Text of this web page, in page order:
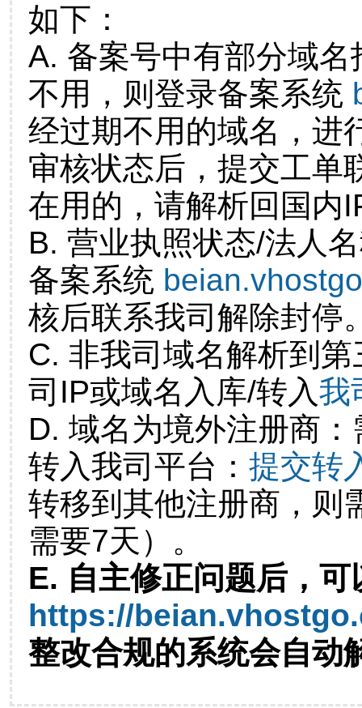
如下：
A. 备案号中有部分域
不用，则登录备案系统
经过期不用的域名，进
审核状态后，提交工单
在用的，请解析回国内
B. 营业执照状态/法人
备案系统
核后联系我司解除封停
C. 非我司域名解析到
司IP或域名入库/转入我
D. 域名为境外注册商
转入我司平台： 提交转
转移到其他注册商，则
需要7天）。
E. 自主修正问题后，可
https://
整改合规的系统会自动